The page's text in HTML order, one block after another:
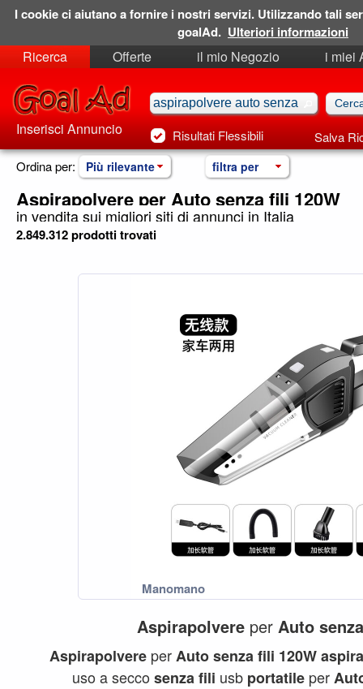
Ricerca Offerte il mio Negozio
i miei
Risultati Flessibili Salva
Inserisci Annuncio
Ordina per: Più rilevante filtra per
Aspirapolvere per Auto senza fili 120W
in vendita sui migliori siti di annunci in Italia
2.849.312 prodotti trovati
Aspirapolvere perAuto
Aspirapolvere per Auto senza fili 120W
uso a seccosenza fili usb portatile per
I cookie ci aiutano a fornire i nostri servizi. Utilizzando tali
goalAd. Ulteriori informazioni